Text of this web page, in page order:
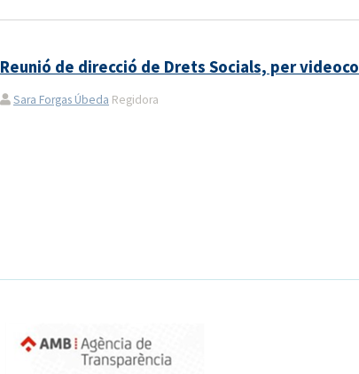
Reunió de direcció de Drets Socials, per
Sara Forgas Úbeda Regidora